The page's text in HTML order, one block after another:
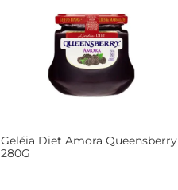
Geléia Diet Amora Queensberry
280G